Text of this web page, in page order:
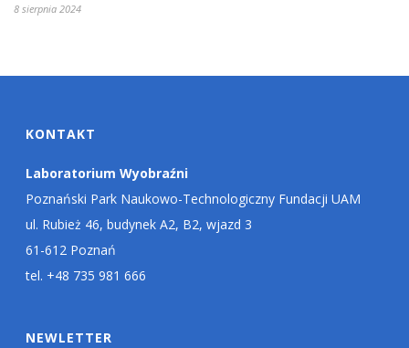
8 sierpnia 2024
KONTAKT
Laboratorium Wyobraźni
Poznański Park Naukowo-Technologiczny Fundacji UAM
ul. Rubież 46, budynek A2, B2, wjazd 3
61-612 Poznań
tel. +48 735 981 666
NEWLETTER